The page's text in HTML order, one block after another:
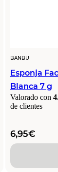
BANBU
Esponja
Blanca 7 g
Valorado con
de clientes
6,95€